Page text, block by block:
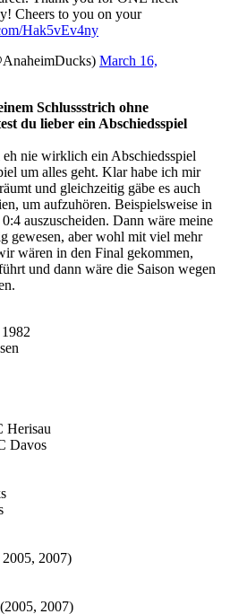
Cheers to you on your
Hak5vEv4ny
March 16,
Schlussstrich ohne
du lieber ein Abschiedsspiel
nie wirklich ein Abschiedsspiel
um alles geht. Klar habe ich mir
und gleichzeitig gäbe es auch
um aufzuhören. Beispielsweise in
auszuscheiden. Dann wäre meine
gewesen, aber wohl mit viel mehr
wären in den Final gekommen,
und dann wäre die Saison wegen
Herisau
Davos
2007)
2007)